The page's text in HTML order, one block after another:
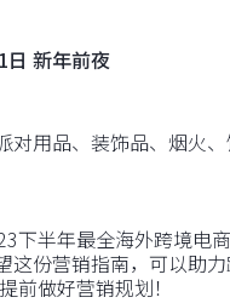
日 新年前夜
对用品、装饰品、烟火
下半年最全海外跨境电
这份营销指南，可以助
前做好营销规划！